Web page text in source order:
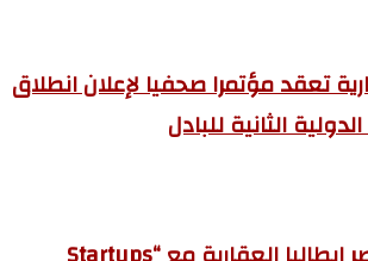
تعقد مؤتمرا صحفيا لإعلان انطلاق
الثانية للبادل